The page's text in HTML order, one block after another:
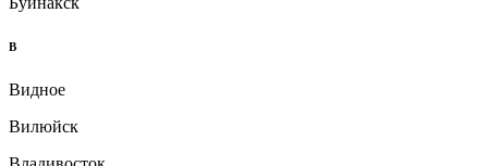
В
Видное
Вилюйск